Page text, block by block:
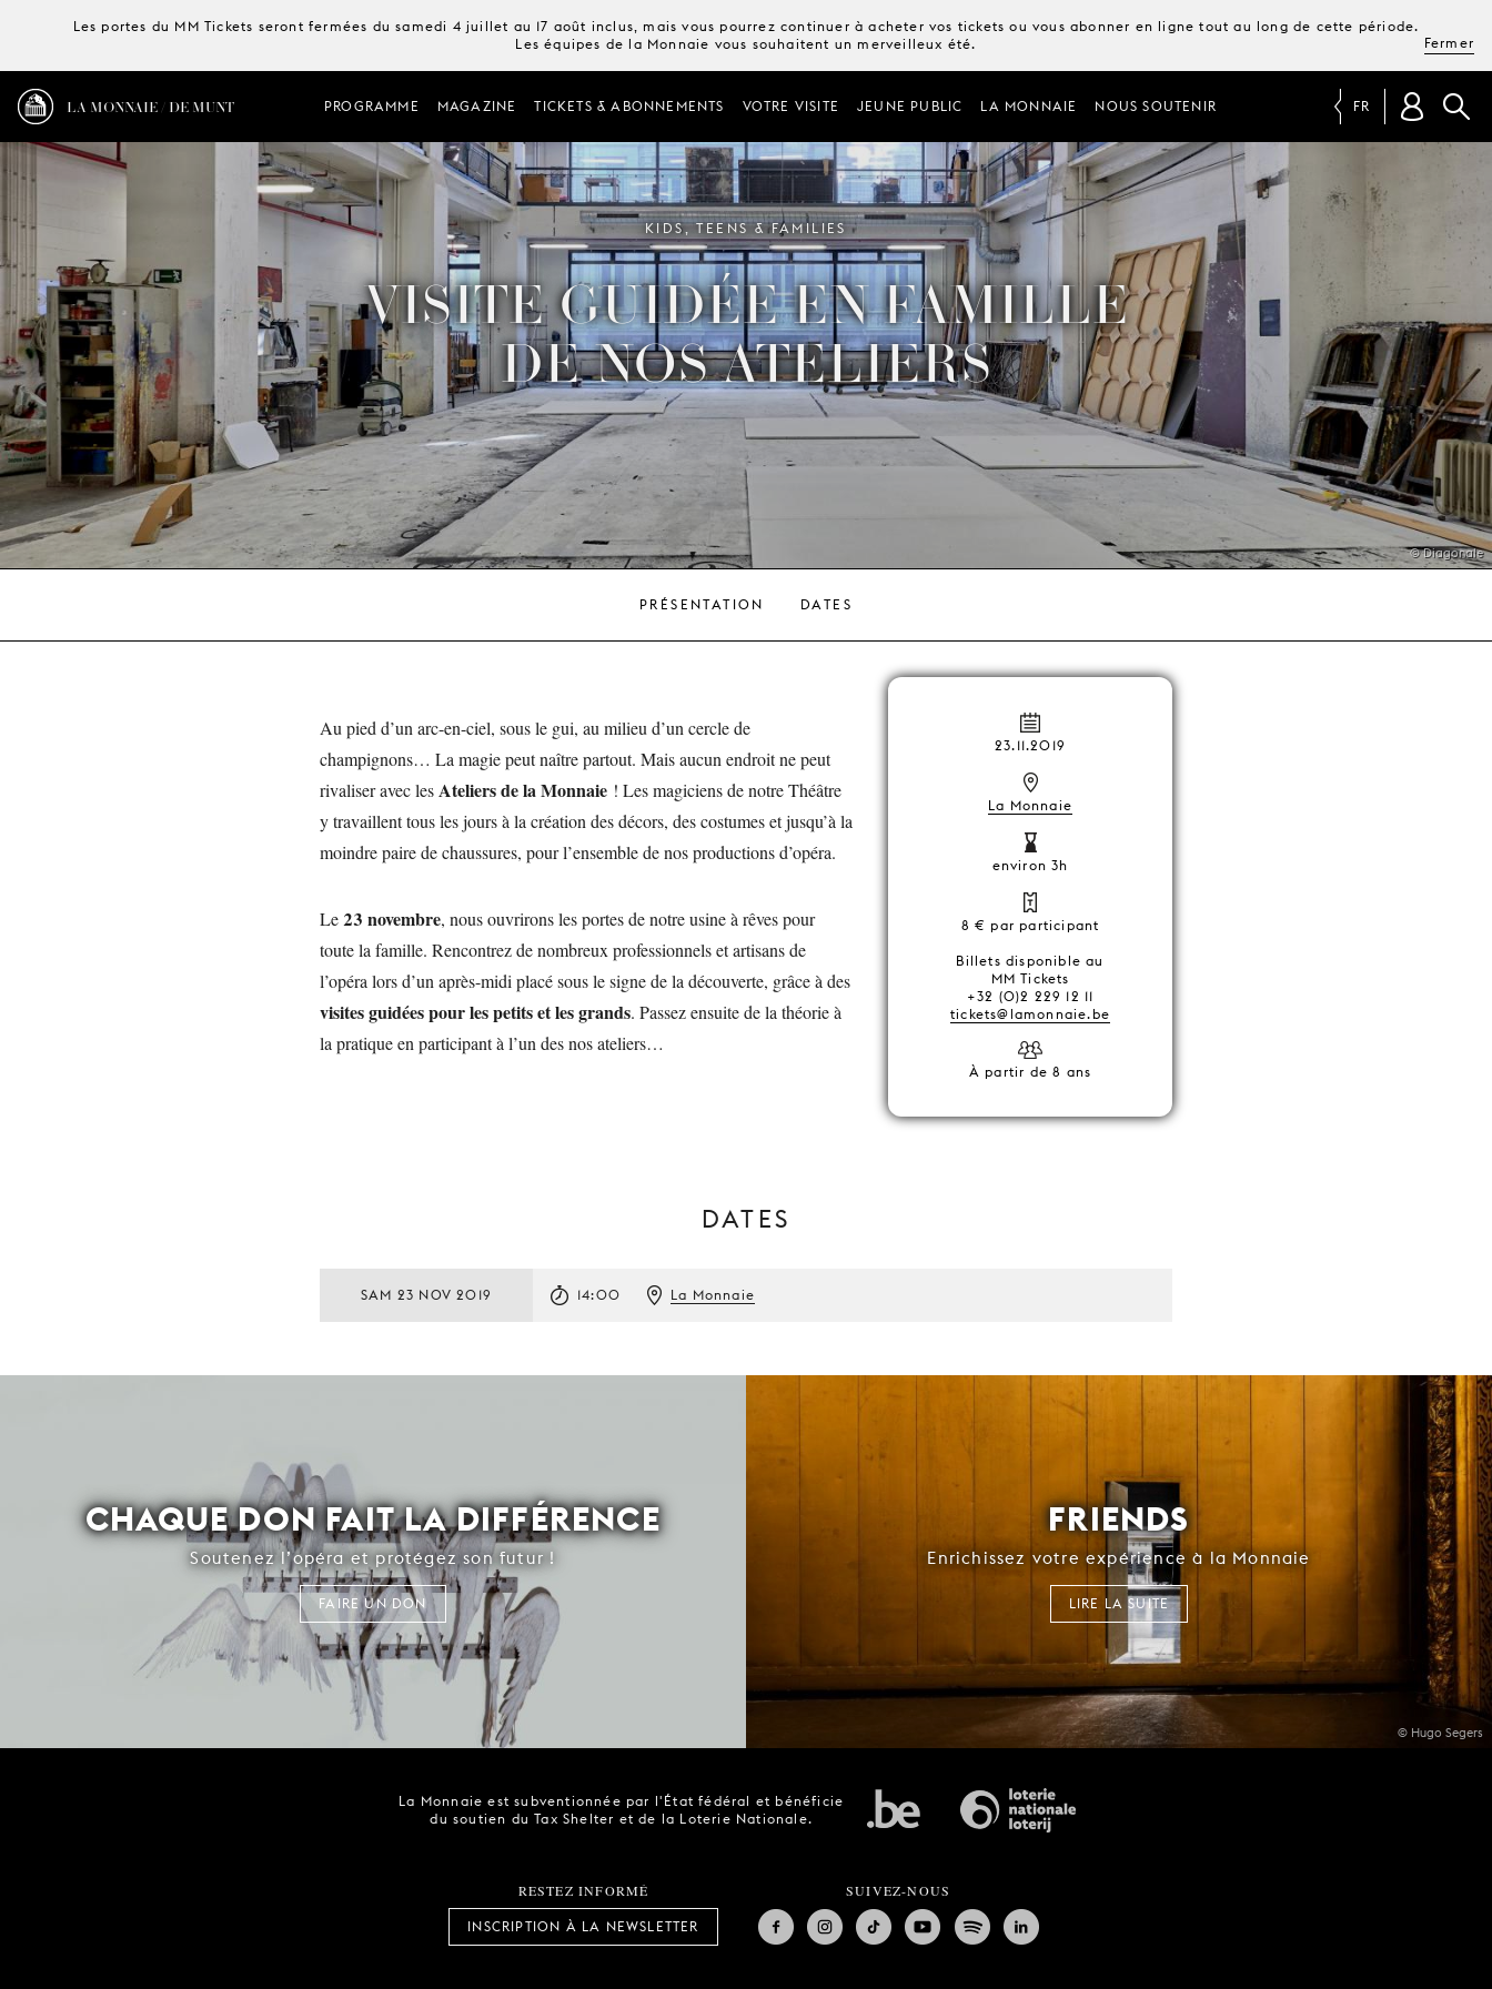
Les portes du MM Tickets seront fermées du samedi 4 juillet au 17 août inclus, mais vous pourrez continuer à acheter vos tickets ou vous abonner en ligne tout au long de cette période.
Les équipes de la Monnaie vous souhaitent un merveilleux été.
Fermer
LA MONNAIE / DE MUNT PROGRAMME MAGAZINE TICKETS & ABONNEMENTS VOTRE VISITE JEUNE PUBLIC LA MONNAIE NOUS SOUTENIR FR
© Diagonale
KIDS, TEENS & FAMILIES
VISITE GUIDÉE EN FAMILLE
DE NOS ATELIERS
PRÉSENTATION DATES
Au pied d’un arc-en-ciel, sous le gui, au milieu d’un cercle de
champignons… La magie peut naître partout. Mais aucun endroit ne peut
rivaliser avec lesAteliers de la Monnaie ! Les magiciens de notre Théâtre
y travaillent tous les jours à la création des décors, des costumes et jusqu’à la
moindre paire de chaussures, pour l’ensemble de nos productions d’opéra.
Le23 novembre, nous ouvrirons les portes de notre usine à rêves pour
toute la famille. Rencontrez de nombreux professionnels et artisans de
l’opéra lors d’un après-midi placé sous le signe de la découverte, grâce à des
visites guidées pour les petits et les grands. Passez ensuite de la théorie à
la pratique en participant à l’un des nos ateliers…
23.11.2019
La Monnaie
environ 3h
8 € par participant
Billets disponible au
MM Tickets
+32 (0)2 229 12 11
tickets@lamonnaie.be
À partir de 8 ans
DATES
SAM 23 NOV 2019 14:00 La Monnaie
CHAQUE DON FAIT LA DIFFÉRENCE
Soutenez l’opéra et protégez son futur !
FAIRE UN DON
© Hugo Segers
FRIENDS
Enrichissez votre expérience à la Monnaie
LIRE LA SUITE
La Monnaie est subventionnée par l'État fédéral et bénéficie
du soutien du Tax Shelter et de la Loterie Nationale.
RESTEZ INFORMÉ
INSCRIPTION À LA NEWSLETTER
SUIVEZ-NOUS